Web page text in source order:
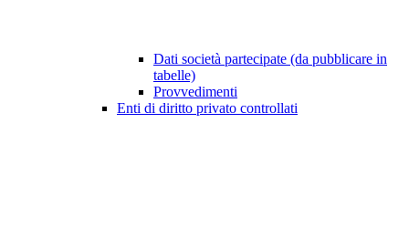
Dati società partecipate (da pubblicare in
tabelle)
Provvedimenti
Enti di diritto privato controllati